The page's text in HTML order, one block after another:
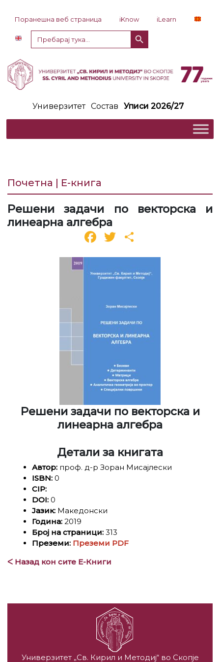
Поранешна веб страница iKnow
iLearn
Пребарај
за:
Копче за пребарување
Универзитет Состав Уписи 2026/27
Почетна | Е-книга
Решени задачи по векторска и
линеарна алгебра
Facebook
Twitter
Решени задачи по векторска и
линеарна алгебра
Детали за книгата
Автор: проф. д-р Зоран Мисајлески
ISBN: 0
CIP:
DOI: 0
Јазик: Македонски
Година: 2019
Број на страници: 313
Преземи: Преземи PDF
ᐸ Назад кон сите Е-Книги
Универзитет „Св. Кирил и Методиј“ во Скопје